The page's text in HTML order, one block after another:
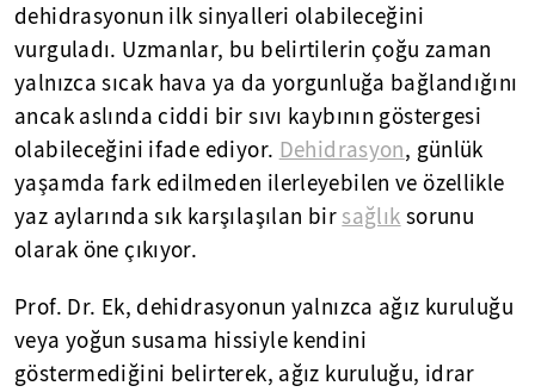
dehidrasyonun ilk sinyalleri olabileceğini
vurguladı. Uzmanlar, bu belirtilerin çoğu zaman
yalnızca sıcak hava ya da yorgunluğa bağlandığını
ancak aslında ciddi bir sıvı kaybının göstergesi
olabileceğini ifade ediyor. Dehidrasyon, günlük
yaşamda fark edilmeden ilerleyebilen ve özellikle
yaz aylarında sık karşılaşılan bir sağlık sorunu
olarak öne çıkıyor.
Prof. Dr. Ek, dehidrasyonun yalnızca ağız kuruluğu
veya yoğun susama hissiyle kendini
göstermediğini belirterek, ağız kuruluğu, idrar